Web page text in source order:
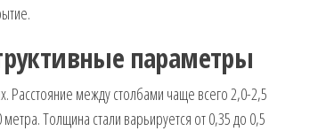
параметры
Расстояние между столбами чаще всего 2,0-2,5
Толщина стали варьируется от 0,35 до 0,5